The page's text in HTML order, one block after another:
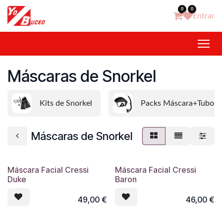
Ir al contenido 0 0
Entrar
Máscaras de Snorkel
Kits de Snorkel Packs Máscara+Tubo
Máscaras de Snorkel
Máscara Facial Cressi
Duke
49,00€
Máscara Facial Cressi
Baron
46,00€